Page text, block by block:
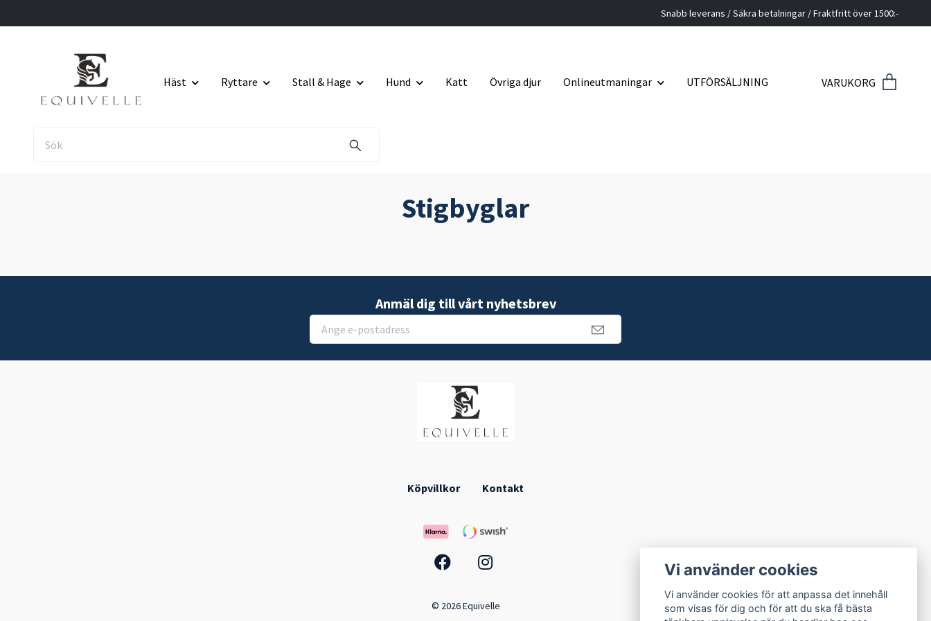
Snabb leverans / Säkra betalningar / Fraktfritt över 1500:-
Häst Ryttare Stall & Hage Hund Katt Övriga djur Onlineutmaningar UTFÖRSÄLJNING VARUKORG
Stigbyglar
Anmäl dig till vårt nyhetsbrev
Köpvillkor Kontakt
© 2026 Equivelle
Vi använder cookies
Vi använder cookies för att anpassa det innehåll
som visas för dig och för att du ska få bästa